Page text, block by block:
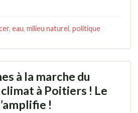
, eau, milieu naturel, politique
à la marche du
à Poitiers ! Le
!